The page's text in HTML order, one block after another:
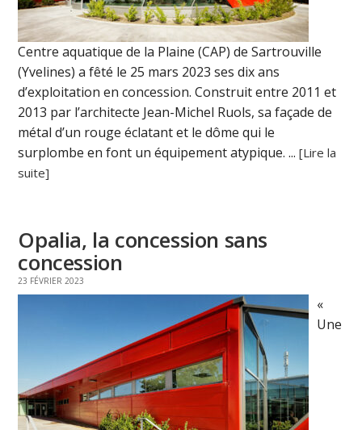
Centre aquatique de la Plaine (CAP) de Sartrouville
(Yvelines) a fêté le 25 mars 2023 ses dix ans
d’exploitation en concession. Construit entre 2011 et
2013 par l’architecte Jean-Michel Ruols, sa façade de
métal d’un rouge éclatant et le dôme qui le
surplombe en font un équipement atypique. ...[Lire la
suite]
Opalia, la concession sans
concession
23 FÉVRIER 2023
«
Une